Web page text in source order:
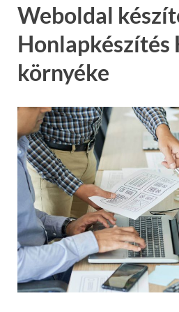
Weboldal
Honlapkészítés
környéke